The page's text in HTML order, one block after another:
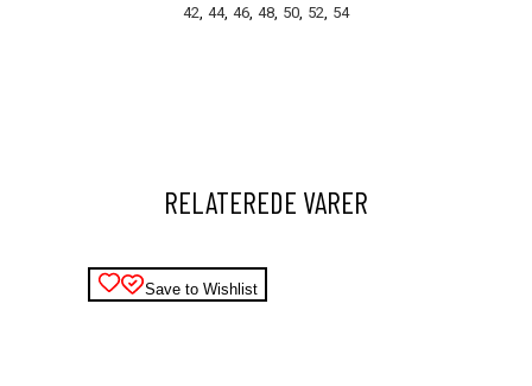
42, 44, 46, 48, 50, 52, 54
RELATEREDE VARER
Save to Wishlist